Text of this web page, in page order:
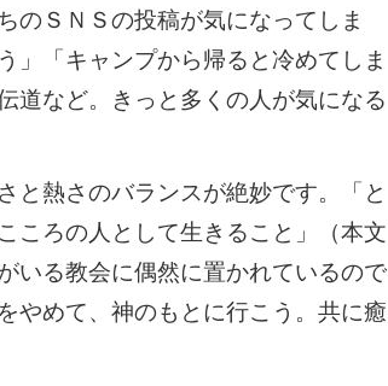
のＳＮＳの投稿が気になってしま
」「キャンプから帰ると冷めてしま
など。きっと多くの人が気になる
と熱さのバランスが絶妙です。「と
ころの人として生きること」（本文
いる教会に偶然に置かれているので
めて、神のもとに行こう。共に癒